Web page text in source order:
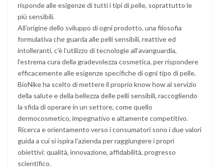
risponde alle esigenze di tutti i tipi di pelle, soprattutto le
più sensibili.
All’origine dello sviluppo di ogni prodotto, una filosofia
formulativa che guarda alle pelli sensibili, reattive ed
intolleranti, c'è l’utilizzo di tecnologie all’avanguardia,
l’estrema cura della gradevolezza cosmetica, per rispondere
efficacemente alle esigenze specifiche di ogni tipo di pelle.
BioNike ha scelto di mettere il proprio know how al servizio
della salute e della bellezza delle pelli sensibili, raccogliendo
la sfida di operare in un settore, come quello
dermocosmetico, impegnativo e altamente competitivo.
Ricerca e orientamento verso i consumatori sono i due valori
guida a cui si ispira l'azienda per raggiungere i propri
obiettivi: qualità, innovazione, affidabilità, progresso
scientifico.